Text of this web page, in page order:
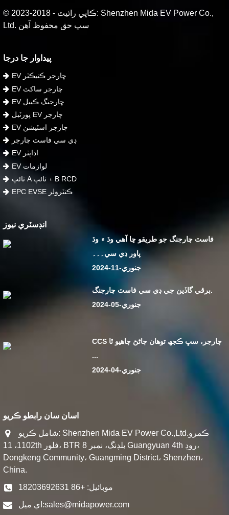
© ڪاپي رائيٽ - 2018-2023: Shenzhen Mida EV Power Co.,
Ltd. سڀ حق محفوظ آهن
پيداوار جا درجا
EV چارجر ڪنيڪٽر
EV چارجر ساکٽ
EV چارجنگ ڪيبل
پورٽبل EV چارجر
EV چارجر اسٽيشن
ڊي سي فاسٽ چارجر
EV اڊاپٽر
EV لوازمات
ٽائپ A ۽ ٽائپ B RCD
EPC EVSE ڪنٽرولر
انڊسٽري نيوز
فاسٽ چارجنگ جو طريقو ڇا آهي وڌ ۾ وڌ
پاور ڊي سي۔۔۔
جنوري-11-2024
برقي گاڏين جي ڊي سي فاسٽ چارجنگ.
جنوري-05-2024
CCS چارجر، سڀ ڪجھ توھان ڄاڻڻ چاھيو ٿا
...
جنوري-04-2024
اسان سان رابطو ڪريو
شامل ڪريو: Shenzhen Mida EV Power Co.,Ltd.ڪمرو
1102، 11th فلور، BTR بلڊنگ، نمبر 8 Guangyuan 4th روڊ،
Dongkeng Community، Guangming District، Shenzhen،
China.
موبائيل: +86 18203692631
اي ميل:sales@midapower.com